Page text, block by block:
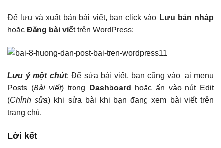
Để lưu và xuất bản bài viết, bạn click vào Lưu bản nháp
hoặc Đăng bài viết trên WordPress:
Lưu ý một chút: Để sửa bài viết, bạn cũng vào lại menu
Posts (Bài viết) trong Dashboard
hoặc ấn vào nút Edit
(Chỉnh sửa) khi sửa bài khi bạn đang xem bài viết trên
trang chủ.
Lời kết